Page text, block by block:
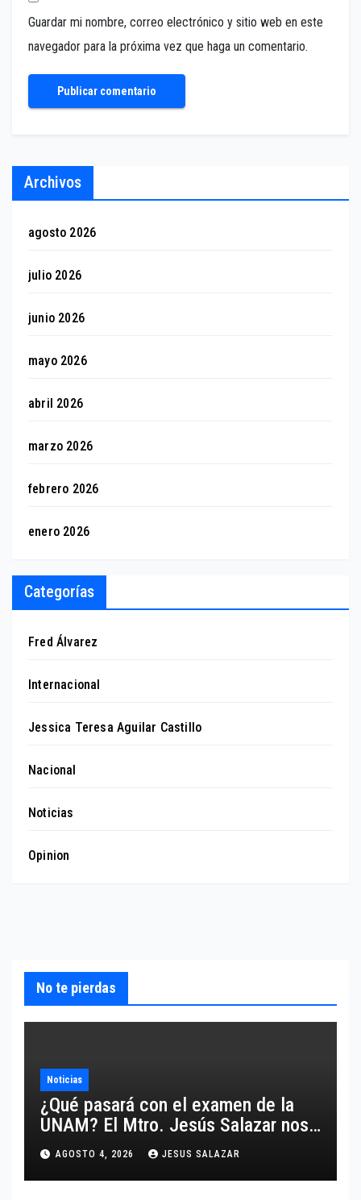
Guardar mi nombre, correo electrónico y sitio web en este
navegador para la próxima vez que haga un comentario.
Archivos
agosto 2026
julio 2026
junio 2026
mayo 2026
abril 2026
marzo 2026
febrero 2026
enero 2026
Categorías
Fred Álvarez
Internacional
Jessica Teresa Aguilar Castillo
Nacional
Noticias
Opinion
No te pierdas
Noticias
¿Qué pasará con el examen de la
UNAM? El Mtro. Jesús Salazar nos
comparte un análisis certero y al
grano respecto a este tema.
AGOSTO 4, 2026 JESUS SALAZAR